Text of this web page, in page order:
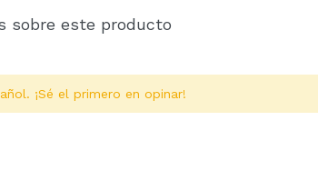
sobre este producto
¡Sé el primero en opinar!